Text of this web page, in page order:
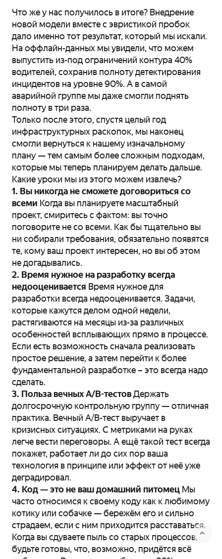
Что же у нас получилось в итоге? Внедрение
новой модели вместе с эвристикой пробок
дало именно тот результат, который мы искали.
На оффлайн-данных мы увидели, что можем
выпустить из-под ограничений контура 40%
водителей, сохранив полноту детектирования
инцидентов на уровне 90%. А в самой
аварийной группе мы даже смогли поднять
полноту в три раза.
Только после этого, спустя целый год
инфраструктурных раскопок, мы наконец
смогли вернуться к нашему изначальному
плану — тем самым более сложным подходам,
которые мы теперь планируем делать дальше.
Какие уроки мы из этого можем извлечь?
1. Вы никогда не сможете договориться со
всеми Когда вы планируете масштабный
проект, смиритесь с фактом: вы точно
поговорите не со всеми. Как бы тщательно вы
ни собирали требования, обязательно появятся
те, кому ваш проект интересен, но вы об этом
не догадывались.
2. Время нужное на разработку всегда
недооценивается Время нужное для
разработки всегда недооценивается. Задачи,
которые кажутся делом одной недели,
растягиваются на месяцы из-за различных
особенностей всплывающих прямо в процессе.
Если есть возможность сначала реализовать
простое решение, а затем перейти к более
фундаментальной разработке – это всегда надо
сделать.
3. Польза вечных A/B-тестовДержать
долгосрочную контрольную группу — отличная
практика. Вечный A/B-тест выручает в
кризисных ситуациях. С метриками на руках
легче вести переговоры. А ещё такой тест всегда
покажет, работает ли до сих пор ваша
технология в принципе или эффект от неё уже
деградировал.
4. Код — это не ваш домашний питомец Мы
часто относимся к своему коду как к любимому
котику или собачке — бережём его и сильно
страдаем, если с ним приходится расставаться.
Когда вы сдуваете пыль со старых процессов,
будьте готовы, что, возможно, придётся всё